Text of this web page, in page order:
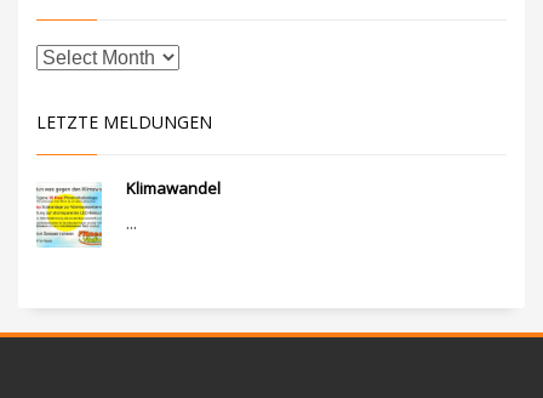
LETZTE MELDUNGEN
Klimawandel
...